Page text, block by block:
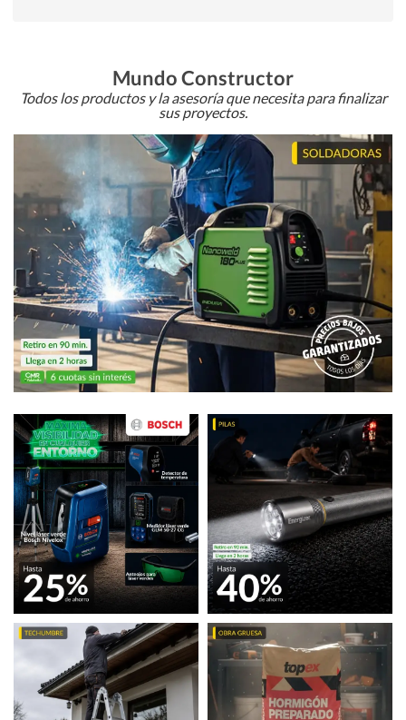
Mundo Constructor
Todos los productos y la asesoría que necesita para finalizar
sus proyectos.